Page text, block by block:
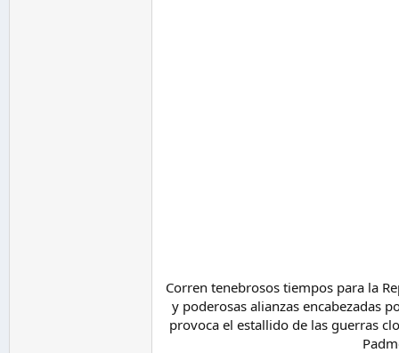
Corren tenebrosos tiempos para la
y poderosas alianzas encabezadas
provoca el estallido de las guerras